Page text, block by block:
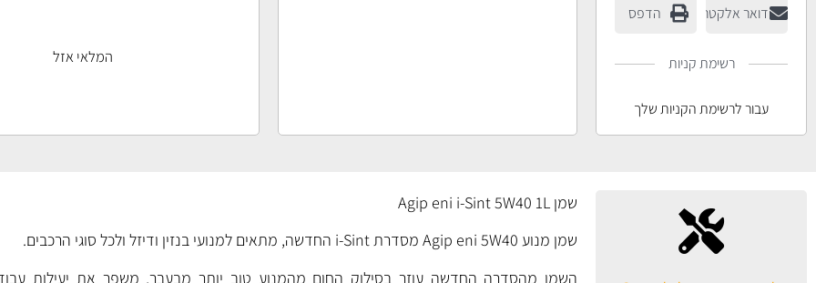
דואר אלקטרוני הדפס
רשימת קניות
עבור לרשימת הקניות שלך
המלאי אזל
שמן Agip eni i-Sint 5W40 1L
שמן מנוע Agip eni 5W40 מסדרת i-Sint החדשה, מתאים למנועי בנזין ודיזל ולכל סוגי הרכבים.
השמן מהסדרה החדשה עוזר בסילוק החום מהמנוע טוב יותר מבעבר, משפר את יעילות